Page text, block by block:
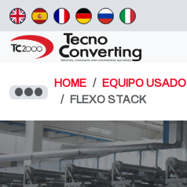
HOME EQUIPO USADO
FLEXO STACK